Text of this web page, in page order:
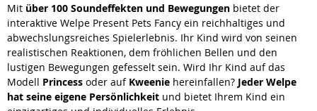
Mit über 100 Soundeffekten und Bewegungen bietet der
interaktive Welpe Present Pets Fancy ein reichhaltiges und
abwechslungsreiches Spielerlebnis. Ihr Kind wird von seinen
realistischen Reaktionen, dem fröhlichen Bellen und den
lustigen Bewegungen gefesselt sein. Wird Ihr Kind auf das
Modell Princess oder auf Kweenie hereinfallen? Jeder Welpe
hat seine eigene Persönlichkeit und bietet Ihrem Kind ein